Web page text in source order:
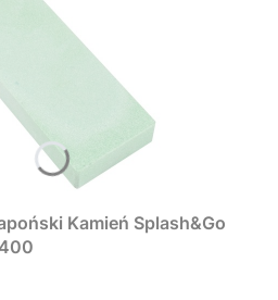
Kamień Splash&Go